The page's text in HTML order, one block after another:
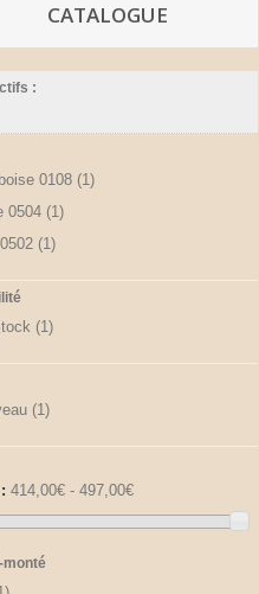
CATALOGUE
:
0108 (1)
0504 (1)
(1)
(1)
(1)
414,00€ - 497,00€
monté